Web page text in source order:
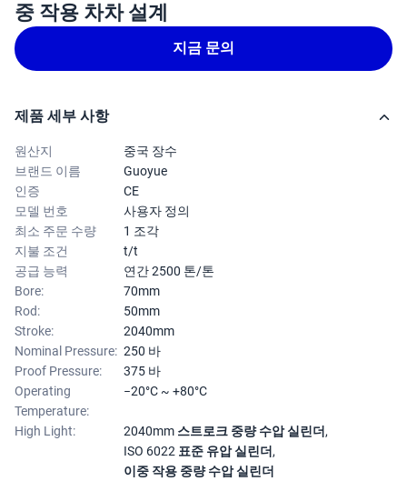
중 작용 차차 설계
지금 문의
제품 세부 사항
원산지
중국 장수
브랜드 이름
Guoyue
인증
CE
모델 번호
사용자 정의
최소 주문 수량
1 조각
지불 조건
t/t
공급 능력
연간 2500 톤/톤
Bore:
70mm
Rod:
50mm
Stroke:
2040mm
Nominal Pressure: 250 바
Proof Pressure:
375 바
Operating
Temperature:
−20°C ~ +80°C
High Light: 2040mm 스트로크 중량 수압 실린더 ,
ISO 6022 표준 유압 실린더 ,
이중 작용 중량 수압 실린더